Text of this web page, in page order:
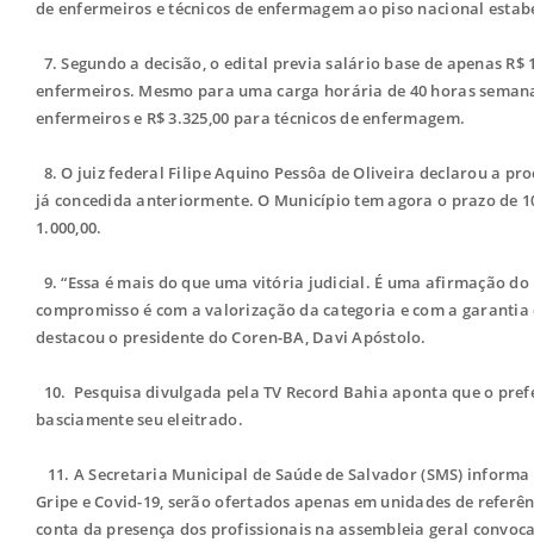
de enfermeiros e técnicos de enfermagem ao piso nacional
7. Segundo a decisão, o edital previa salário base de apenas R$
enfermeiros. Mesmo para uma carga horária de 40 horas
enfermeiros e R$ 3.325,00 para técnicos de enfermagem.
8. O juiz federal Filipe Aquino Pessôa de Oliveira declarou a
já concedida anteriormente. O Município tem agora o prazo de
1.000,00.
9. “Essa é mais do que uma vitória judicial. É uma afirmação
compromisso é com a valorização da categoria e com a
destacou o presidente do Coren-BA, Davi Apóstolo.
10. Pesquisa divulgada pela TV Record Bahia aponta que o
basciamente seu eleitrado.
11. A Secretaria Municipal de Saúde de Salvador (SMS)
Gripe e Covid-19, serão ofertados apenas em unidades de
conta da presença dos profissionais na assembleia geral